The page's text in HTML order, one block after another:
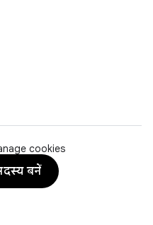
cookies
बनें